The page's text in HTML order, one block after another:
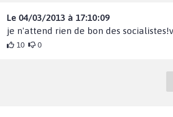
Le 04/03/2013 à 17:10:09
je n'attend rien de bon des
10 0